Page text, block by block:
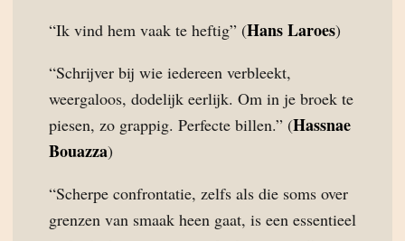
“Ik vind hem vaak te heftig” (Hans Laroes)
“Schrijver bij wie iedereen verbleekt,
weergaloos, dodelijk eerlijk. Om in je broek te
piesen, zo grappig. Perfecte billen.” (Hassnae
Bouazza)
“Scherpe confrontatie, zelfs als die soms over
grenzen van smaak heen gaat, is een essentieel